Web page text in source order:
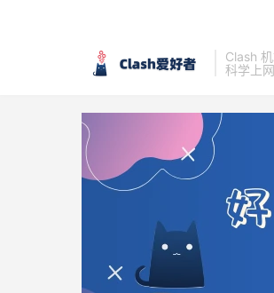
Clash
科学上